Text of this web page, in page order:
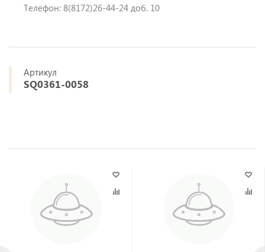
Телефон: 8(8172)26-44-24 доб. 10
Артикул
SQ0361-0058